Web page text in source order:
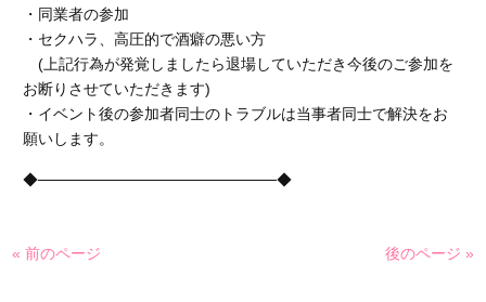
・同業者の参加
・セクハラ、高圧的で酒癖の悪い方
(上記行為が発覚しましたら退場していただき今後のご参加を
お断りさせていただきます)
・イベント後の参加者同士のトラブルは当事者同士で解決をお
願いします。
◆──────────────────────◆
« 前のページ 後のページ »